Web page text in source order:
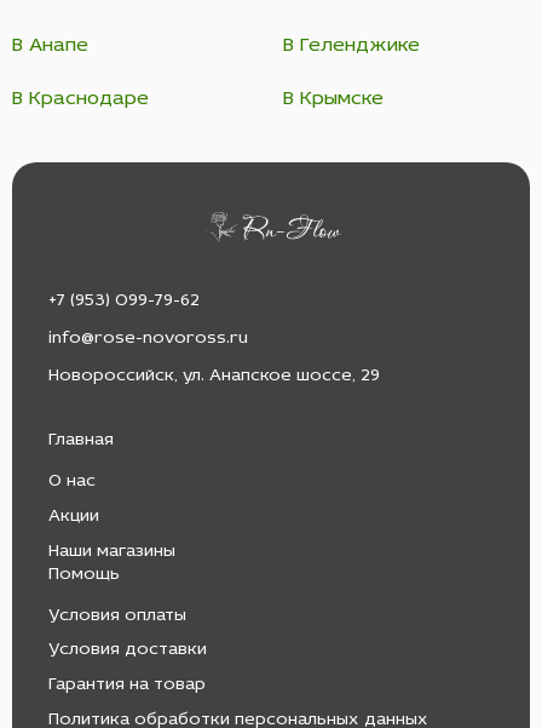
В Анапе В Геленджике
В Краснодаре В Крымске
+7 (953) 099-79-62
info@rose-novoross.ru
Новороссийск, ул. Анапское шоссе, 29
Главная
О нас
Акции
Наши магазины
Помощь
Условия оплаты
Условия доставки
Гарантия на товар
Политика обработки персональных данных